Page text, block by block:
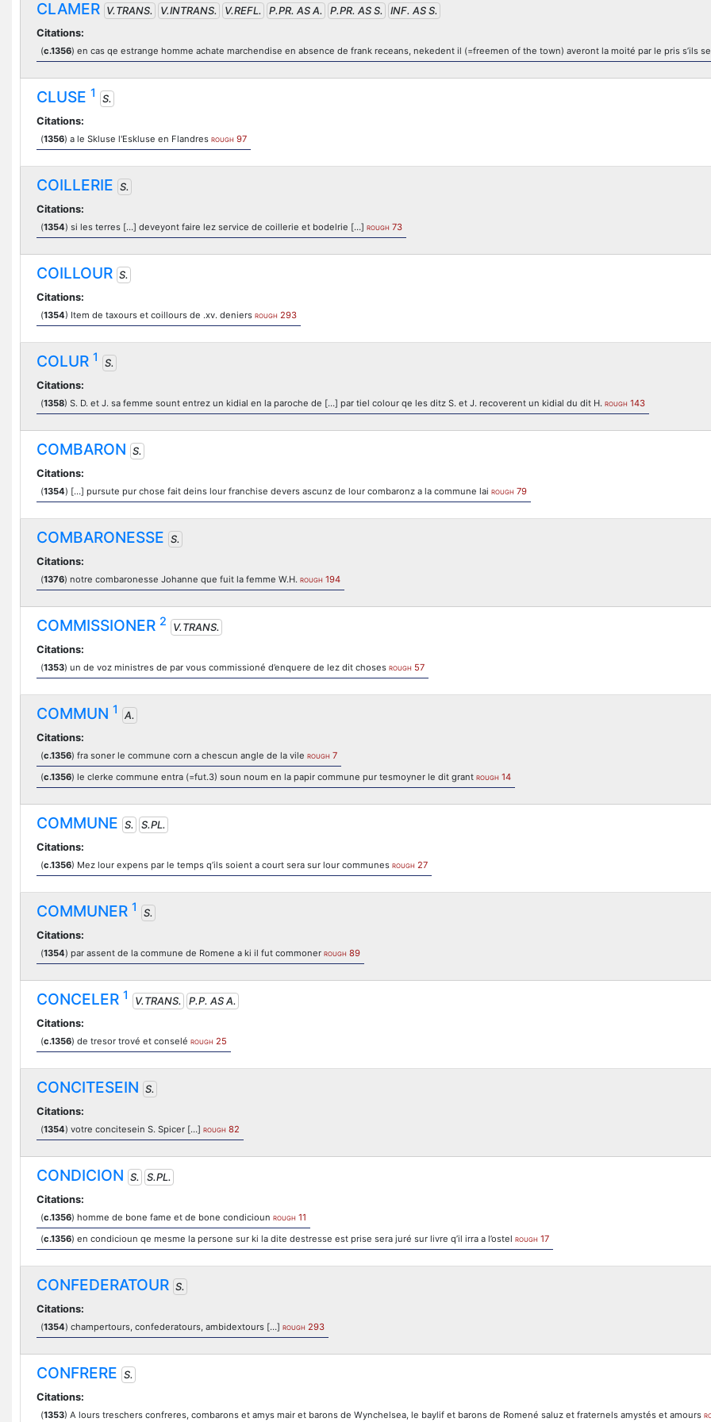
CLAMER V.TRANS. V.INTRANS. V.REFL. P.PR. AS A. P.PR. AS S.
INF. AS S.
Citations:
(c.1356) en cas qe estrange homme achate marchendise en absence de frank receans, nekedent il (=freemen of the town) averont la moité par le pris s’ils
CLUSE 1
S.
Citations:
(1356) a le Skluse l'Eskluse en Flandres ROUGH 97
COILLERIE S.
Citations:
(1354) si les terres […] deveyont faire lez service de coillerie et bodelrie […] ROUGH 73
COILLOUR S.
Citations:
(1354) Item de taxours et coillours de .xv. deniers ROUGH 293
COLUR 1
S.
Citations:
(1358) S. D. et J. sa femme sount entrez un kidial en la paroche de […] par tiel colour qe les ditz S. et J. recoverent un kidial du dit H. ROUGH 143
COMBARON S.
Citations:
(1354) […] pursute pur chose fait deins lour franchise devers ascunz de lour combaronz a la commune lai ROUGH 79
COMBARONESSE S.
Citations:
(1376) notre combaronesse Johanne que fuit la femme W.H. ROUGH 194
COMMISSIONER 2
V.TRANS.
Citations:
(1353) un de voz ministres de par vous commissioné d’enquere de lez dit choses ROUGH 57
COMMUN 1
A.
Citations:
(c.1356) fra soner le commune corn a chescun angle de la vile ROUGH 7
(c.1356) le clerke commune entra (=fut.3) soun noum en la papir commune pur tesmoyner le dit grant ROUGH 14
COMMUNE S.
S.PL.
Citations:
(c.1356) Mez lour expens par le temps q’ils soient a court sera sur lour communes ROUGH 27
COMMUNER 1
S.
Citations:
(1354) par assent de la commune de Romene a ki il fut commoner ROUGH 89
CONCELER 1 V.TRANS.
P.P. AS A.
Citations:
(c.1356) de tresor trové et conselé ROUGH 25
CONCITESEIN S.
Citations:
(1354) votre concitesein S. Spicer […] ROUGH 82
CONDICION S.
S.PL.
Citations:
(c.1356) homme de bone fame et de bone condicioun ROUGH 11
(c.1356) en condicioun qe mesme la persone sur ki la dite destresse est prise sera juré sur livre q’il irra a l’ostel ROUGH 17
CONFEDERATOUR S.
Citations:
(1354) champertours, confederatours, ambidextours […] ROUGH 293
CONFRERE S.
Citations:
(1353) A lours treschers confreres, combarons et amys mair et barons de Wynchelsea, le baylif et barons de Romené saluz et fraternels amystés et amours